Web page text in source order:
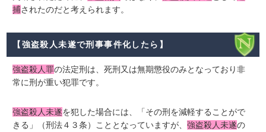
捕されたのだと考えられます。
【強盗殺人未遂で刑事事件化したら】
強盗殺人罪の法定刑は、死刑又は無期懲役のみとなっており非
常に刑が重い犯罪です。
強盗殺人未遂を犯した場合には、「その刑を減軽することがで
きる」（刑法４３条）こととなっていますが、強盗殺人未遂の